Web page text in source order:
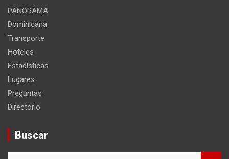
PANORAMA
Dominicana
Transporte
Hoteles
Estadísticas
Lugares
Preguntas
Directorio
Buscar